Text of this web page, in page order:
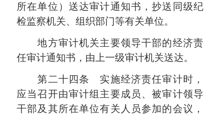
所在单位）送达审计通知书，抄送同级纪
检监察机关、组织部门等有关单位。
地方审计机关主要领导干部的经济责
任审计通知书，由上一级审计机关送达。
第二十四条 实施经济责任审计时，
应当召开由审计组主要成员、被审计领导
干部及其所在单位有关人员参加的会议，